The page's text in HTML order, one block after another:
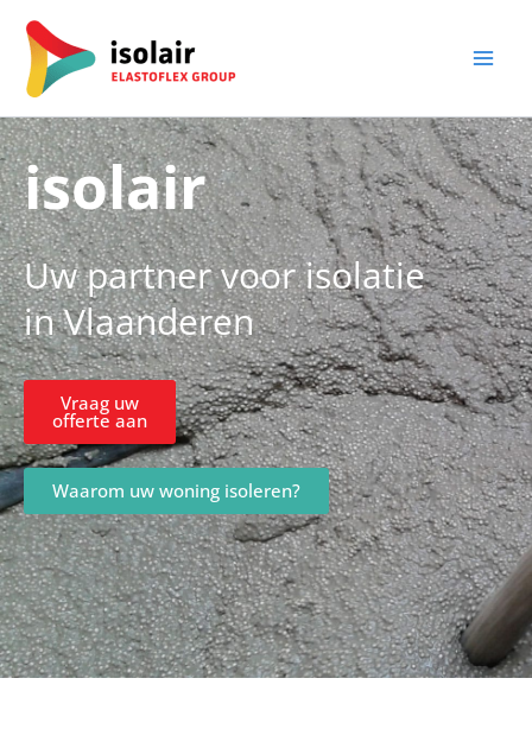
naar
inhoud
isolair
Uw partner voor isolatie
in Vlaanderen
Vraag uw
offerte aan
Waarom uw woning isoleren?